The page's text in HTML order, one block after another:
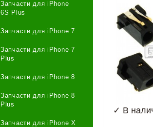
Запчасти для iPhone
6S Plus
Запчасти для iPhone 7
Запчасти для iPhone 7
Plus
Запчасти для iPhone 8
Запчасти для iPhone 8
Plus
Запчасти для iPhone X
✓ В